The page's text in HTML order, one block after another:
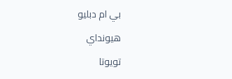
بي ام دبليو
هيونداي
تويوتا